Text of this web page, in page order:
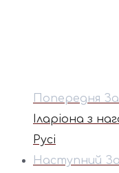
Попередня
Іларіона з
Русі
Наступний